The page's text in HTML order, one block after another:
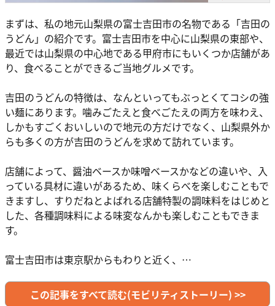
まずは、私の地元山梨県の富士吉田市の名物である「吉田の
うどん」の紹介です。富士吉田市を中心に山梨県の東部や、
最近では山梨県の中心地である甲府市にもいくつか店舗があ
り、食べることができるご当地グルメです。
吉田のうどんの特徴は、なんといってもぶっとくてコシの強
い麺にあります。噛みごたえと食べごたえの両方を味わえ、
しかもすごくおいしいので地元の方だけでなく、山梨県外か
らも多くの方が吉田のうどんを求めて訪れています。
店舗によって、醤油ベースか味噌ベースかなどの違いや、入
っている具材に違いがあるため、味くらべを楽しむこともで
きますし、すりだねとよばれる店舗特製の調味料をはじめと
した、各種調味料による味変なんかも楽しむこともできま
す。
富士吉田市は東京駅からもわりと近く、…
この記事をすべて読む(モビリティストーリー) >>